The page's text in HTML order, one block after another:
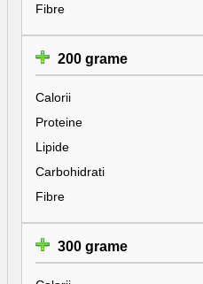
Fibre
200 grame
Calorii
Proteine
Lipide
Carbohidrati
Fibre
300 grame